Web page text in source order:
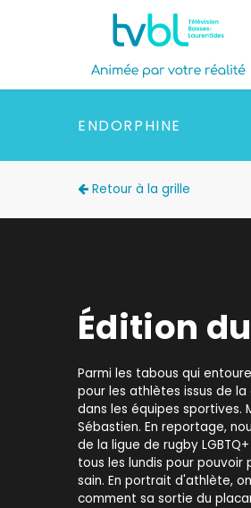
ENDORPHINE
Retour à la grille
Édition
Parmi les tabous qui
pour les athlètes issus de
dans les équipes sportives.
Sébastien. En reportage,
de la ligue de rugby
tous les lundis pour
sain. En portrait d'athlète,
comment sa sortie du